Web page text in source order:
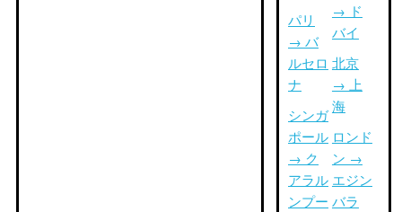
パリ
→ バ
ルセロ
ナ
シンガ
ポール
→ ク
アラル
ンプー
→ ド
バイ
北京
→ 上
海
ロンド
ン →
エジン
バラ